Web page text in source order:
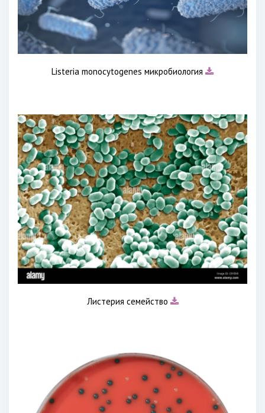
Listeria monocytogenes микробиология
Листерия семейство